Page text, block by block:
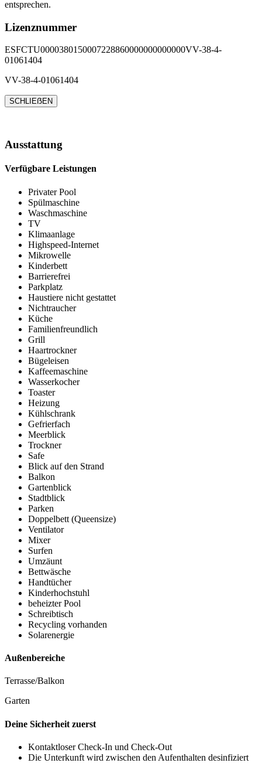
entsprechen.
Lizenznummer
ESFCTU0000380150007228860000000000000VV-38-4-
01061404
VV-38-4-01061404
SCHLIEẞEN
Ausstattung
Verfügbare Leistungen
Privater Pool
Spülmaschine
Waschmaschine
TV
Klimaanlage
Highspeed-Internet
Mikrowelle
Kinderbett
Barrierefrei
Parkplatz
Haustiere nicht gestattet
Nichtraucher
Küche
Familienfreundlich
Grill
Haartrockner
Bügeleisen
Kaffeemaschine
Wasserkocher
Toaster
Heizung
Kühlschrank
Gefrierfach
Meerblick
Trockner
Safe
Blick auf den Strand
Balkon
Gartenblick
Stadtblick
Parken
Doppelbett (Queensize)
Ventilator
Mixer
Surfen
Umzäunt
Bettwäsche
Handtücher
Kinderhochstuhl
beheizter Pool
Schreibtisch
Recycling vorhanden
Solarenergie
Außenbereiche
Terrasse/Balkon
Garten
Deine Sicherheit zuerst
Kontaktloser Check-In und Check-Out
Die Unterkunft wird zwischen den Aufenthalten desinfiziert